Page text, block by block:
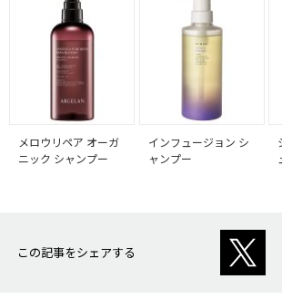
メロウリペア オーガ
ニック シャンプー
インフュージョン シ
ャンプー
この記事をシェアする